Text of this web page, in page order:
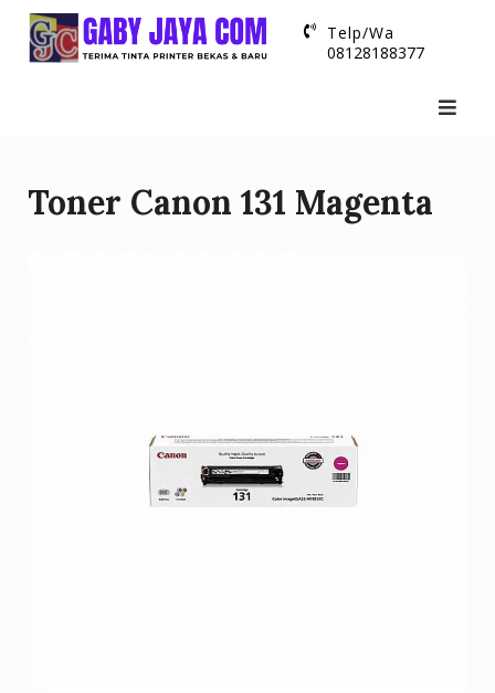
Skip
Telp/Wa
08128188377
Toner Canon 131 Magenta